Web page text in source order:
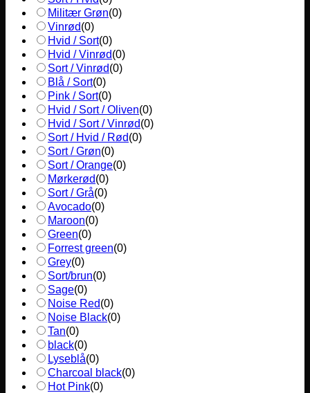
Militær Grøn(0)
Vinrød(0)
Hvid / Sort(0)
Hvid / Vinrød(0)
Sort / Vinrød(0)
Blå / Sort(0)
Pink / Sort(0)
Hvid / Sort / Oliven(0)
Hvid / Sort / Vinrød(0)
Sort / Hvid / Rød(0)
Sort / Grøn(0)
Sort / Orange(0)
Mørkerød(0)
Sort / Grå(0)
Avocado(0)
Maroon(0)
Green(0)
Forrest green(0)
Grey(0)
Sort/brun(0)
Sage(0)
Noise Red(0)
Noise Black(0)
Tan(0)
black(0)
Lyseblå(0)
Charcoal black(0)
Hot Pink(0)